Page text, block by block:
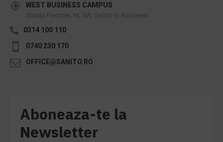
WEST BUSINESS CAMPUS
Strada Preciziei, Nr, 3W, Sector 6, Bucuresti
0314 100 110
0740 230 170
OFFICE@SANITO.RO
Aboneaza-te la
Newsletter